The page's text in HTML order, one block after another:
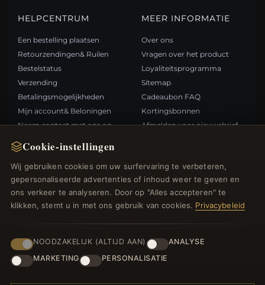
Cookie-instellingen
Wij gebruiken cookies om uw surfervaring te verbeteren,
gepersonaliseerde advertenties of inhoud weer te geven en
ons verkeer te analyseren. Door op "Alles accepteren" te
klikken, stemt u in met ons gebruik van cookies. Privacybeleid
NOODZAKELIJK (ALTIJD AAN)
ANALYSE
MARKETING
PERSONALISATIE
HELPCENTRUM
Een bestelling plaatsen
Retourzendingen& Ruilen
Bestelstatus
Verzending
Betalingsmogelijkheden
Mijn account& Beloningen
Neem contact met ons op
MEER INFORMATIE
Over ons
Vragen over het product
Loyaliteitsprogramma
Sitemap
Cadeaubon FAQ
Kortingsbonnen
Afmelden voor nieuwsbrief
Nieuwe producten
Specials
Blog
Inloggen
BETAALMETHODEN